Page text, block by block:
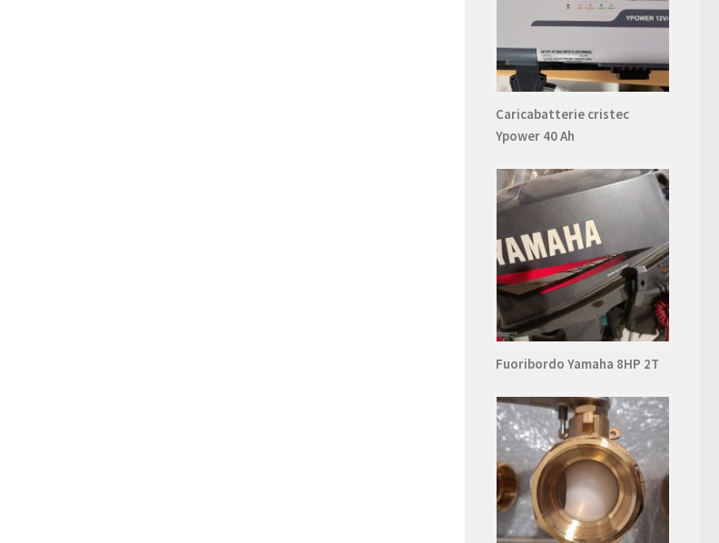
Caricabatterie cristec
Ypower 40 Ah
Fuoribordo Yamaha 8HP 2T